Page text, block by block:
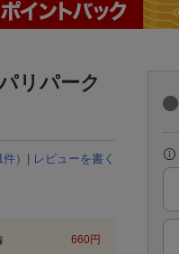
リパーク
件） | レビューを書く
660円